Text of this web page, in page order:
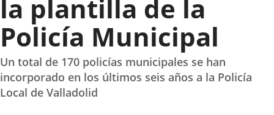
la plantilla de la
Policía Municipal
Un total de 170 policías municipales se han
incorporado en los últimos seis años a la Policía
Local de Valladolid